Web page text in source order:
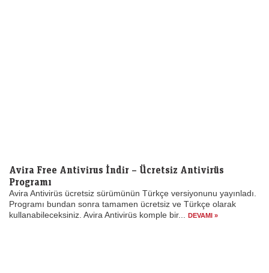
Avira Free Antivirus İndir – Ücretsiz Antivirüs
Programı
Avira Antivirüs ücretsiz sürümünün Türkçe versiyonunu yayınladı.
Programı bundan sonra tamamen ücretsiz ve Türkçe olarak
kullanabileceksiniz. Avira Antivirüs komple bir...
DEVAMI »